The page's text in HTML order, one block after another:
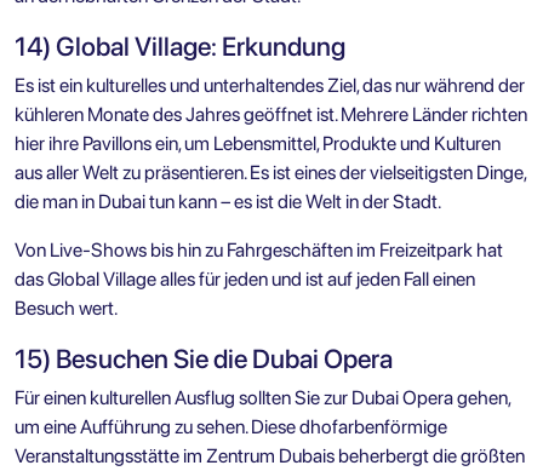
14) Global Village: Erkundung
Es ist ein kulturelles und unterhaltendes Ziel, das nur während der
kühleren Monate des Jahres geöffnet ist. Mehrere Länder richten
hier ihre Pavillons ein, um Lebensmittel, Produkte und Kulturen
aus aller Welt zu präsentieren. Es ist eines der vielseitigsten Dinge,
die man in Dubai tun kann – es ist die Welt in der Stadt.
Von Live-Shows bis hin zu Fahrgeschäften im Freizeitpark hat
das Global Village alles für jeden und ist auf jeden Fall einen
Besuch wert.
15) Besuchen Sie die Dubai Opera
Für einen kulturellen Ausflug sollten Sie zur Dubai Opera gehen,
um eine Aufführung zu sehen. Diese dhofarbenförmige
Veranstaltungsstätte im Zentrum Dubais beherbergt die größten